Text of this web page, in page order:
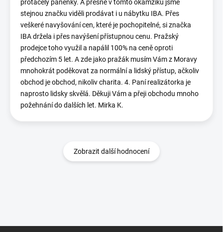
protáčely panenky. A přesně v tomto okamžiku jsme
stejnou značku viděli prodávat i u nábytku IBA. Přes
veškeré navyšování cen, které je pochopitelné, si značka
IBA držela i přes navýšení přístupnou cenu. Pražský
prodejce toho využil a napálil 100% na ceně oproti
předchozím 5 let. A zde jako pražák musím Vám z Moravy
mnohokrát poděkovat za normální a lidský přístup, ačkoliv
obchod je obchod, nikoliv charita. 4. Paní realizátorka je
naprosto lidsky skvělá. Děkuji Vám a přeji obchodu mnoho
požehnání do dalších let. Mirka K.
Zobrazit další hodnocení